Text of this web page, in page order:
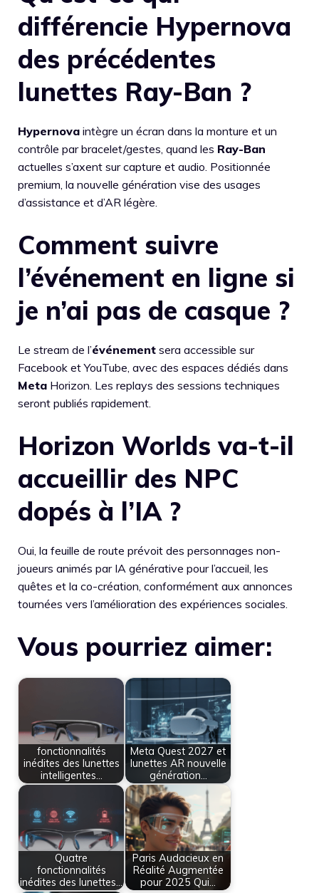
différencie Hypernova
des précédentes
lunettes Ray-Ban ?
Hypernova intègre un écran dans la monture et un
contrôle par bracelet/gestes, quand les Ray-Ban
actuelles s’axent sur capture et audio. Positionnée
premium, la nouvelle génération vise des usages
d’assistance et d’AR légère.
Comment suivre
l’événement en ligne si
je n’ai pas de casque ?
Le stream de l’événement sera accessible sur
Facebook et YouTube, avec des espaces dédiés dans
Meta Horizon. Les replays des sessions techniques
seront publiés rapidement.
Horizon Worlds va-t-il
accueillir des NPC
dopés à l’IA ?
Oui, la feuille de route prévoit des personnages non-
joueurs animés par IA générative pour l’accueil, les
quêtes et la co-création, conformément aux annonces
tournées vers l’amélioration des expériences sociales.
Vous pourriez aimer:
fonctionnalités
inédites des lunettes
intelligentes…
Meta Quest 2027 et
lunettes AR nouvelle
génération…
Quatre
fonctionnalités
inédites des lunettes…
Paris Audacieux en
Réalité Augmentée
pour 2025 Qui…